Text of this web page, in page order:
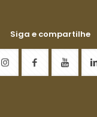
Siga e compartilhe